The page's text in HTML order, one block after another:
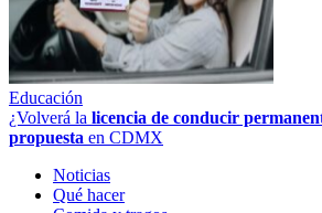
Educación
¿Volverá la licencia de conducir
propuesta en CDMX
Noticias
Qué hacer